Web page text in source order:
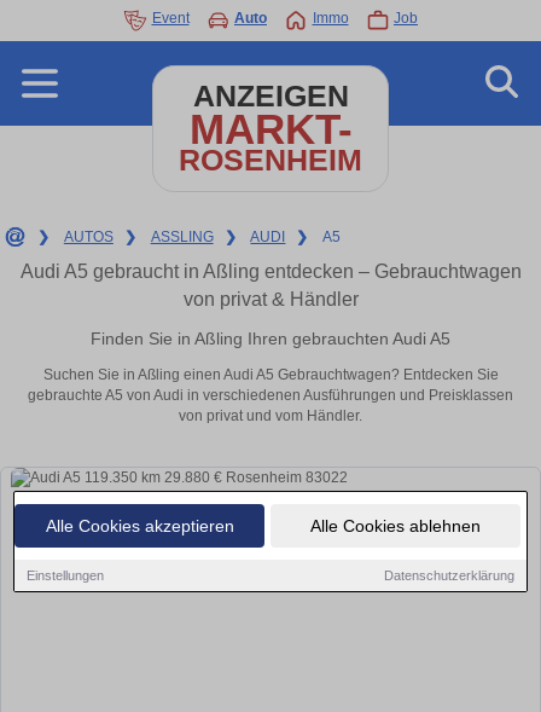
Alle Cookies akzeptieren Alle Cookies ablehnen
Einstellungen Datenschutzerklärung
Event Auto Immo Job
ANZEIGEN
MARKT-
ROSENHEIM
❯ AUTOS ❯ ASSLING ❯ AUDI ❯ A5
Audi A5 gebraucht in Aßling entdecken – Gebrauchtwagen
von privat & Händler
Finden Sie in Aßling Ihren gebrauchten Audi A5
Suchen Sie in Aßling einen Audi A5 Gebrauchtwagen? Entdecken Sie
gebrauchte A5 von Audi in verschiedenen Ausführungen und Preisklassen
von privat und vom Händler.